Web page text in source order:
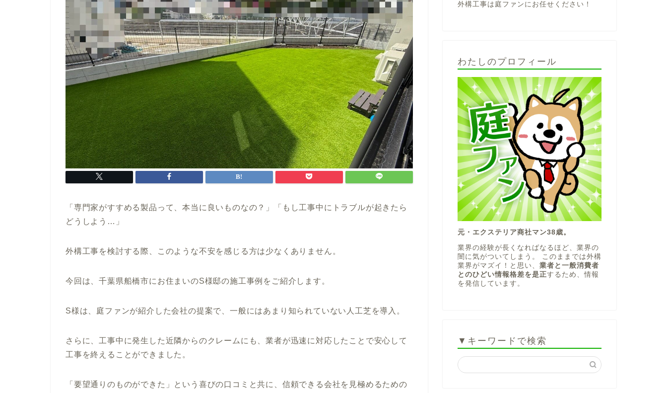
「専門家がすすめる製品って、本当に良いものなの？」「もし工事中にトラブルが起きたら
どうしよう…」
外構工事を検討する際、このような不安を感じる方は少なくありません。
今回は、千葉県船橋市にお住まいのS様邸の施工事例をご紹介します。
S様は、庭ファンが紹介した会社の提案で、一般にはあまり知られていない人工芝を導入。
さらに、工事中に発生した近隣からのクレームにも、業者が迅速に対応したことで安心して
工事を終えることができました。
「要望通りのものができた」という喜びの口コミと共に、信頼できる会社を見極めるための
外構工事は庭ファンにお任せください！
わたしのプロフィール
元・エクステリア商社マン38歳。
業界の経験が長くなればなるほど、業界の
闇に気がついてしまう。 このままでは外構
業界がマズイ！と思い、 業者と一般消費者
とのひどい情報格差を是正するため、情報
を発信しています。
▼キーワードで検索